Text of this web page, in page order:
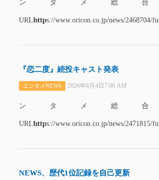
ンタメ総合
URLhttps://www.oricon.co.jp/news/2468704/
『恋二度』続投キャスト発表
エンタメNEWS 2026年8月4日7:00 AM
ンタメ総合
URLhttps://www.oricon.co.jp/news/2471815/
NEWS、歴代1位記録を自己更新